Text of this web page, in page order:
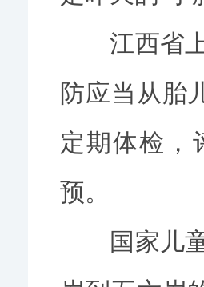
江西省上
防应当从胎
定期体检，
预。
国家儿童